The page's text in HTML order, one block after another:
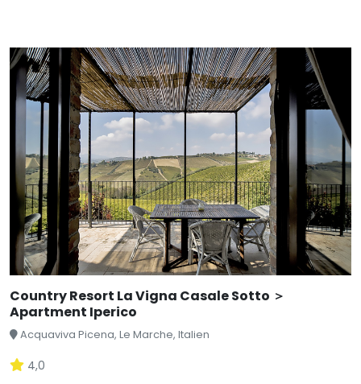
Country Resort La Vigna Casale Sotto ＞
Apartment Iperico
Acquaviva Picena, Le Marche, Italien
4,0